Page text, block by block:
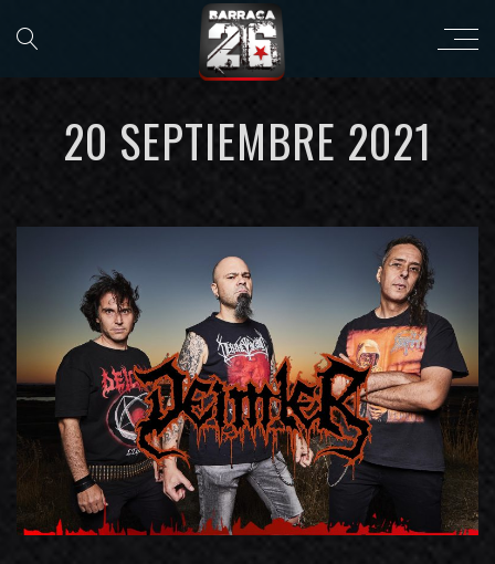
20 SEPTIEMBRE 2021